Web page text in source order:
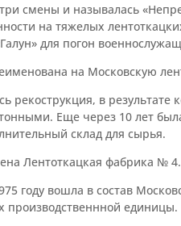
смены и называлась
на тяжелых
для погон
на Московскую
рекострукция, в результате
Еще через 10 лет
склад для сырья.
Лентоткацкая фабрика № 4.
году вошла в состав
производственнной единицы.